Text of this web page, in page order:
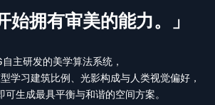
始拥有审美的能力。」
自主研发的美学算法系统，
学习建筑比例、光影构成与人类视觉偏好，
可生成最具平衡与和谐的空间方案。